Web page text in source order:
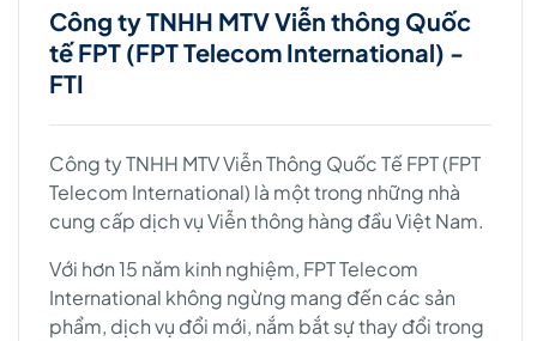
Công ty TNHH MTV Viễn thông Quốc
tế FPT (FPT Telecom International) -
FTI
Công ty TNHH MTV Viễn Thông Quốc Tế FPT (FPT
Telecom International) là một trong những nhà
cung cấp dịch vụ Viễn thông hàng đầu Việt Nam.
Với hơn 15 năm kinh nghiệm, FPT Telecom
International không ngừng mang đến các sản
phẩm, dịch vụ đổi mới, nắm bắt sự thay đổi trong